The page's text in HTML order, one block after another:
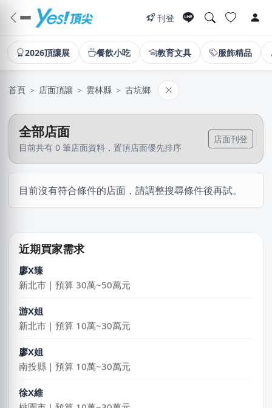
刊登
2026頂讓展 餐飲小吃 教育文具 服飾精品
首頁 ＞ 店面頂讓 ＞ 雲林縣 ＞ 古坑鄉
全部店面
目前共有 0 筆店面資料，置頂店面優先排序
店面刊登
目前沒有符合條件的店面，請調整搜尋條件後再試。
近期買家需求
謝X生
桃園市｜預算 10萬~30萬元
廖X臻
新北市｜預算 30萬~50萬元
游X姐
新北市｜預算 10萬~30萬元
廖X姐
南投縣｜預算 10萬~30萬元
徐X維
桃園市｜預算 10萬~30萬元